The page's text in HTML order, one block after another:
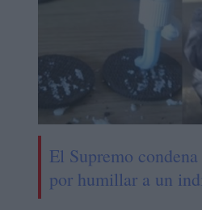
El Supremo
por humillar a un